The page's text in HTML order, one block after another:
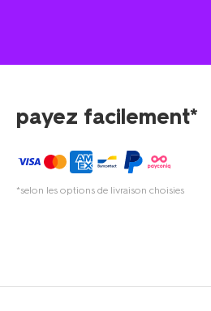
payez facilement*
*selon les options de livraison choisies